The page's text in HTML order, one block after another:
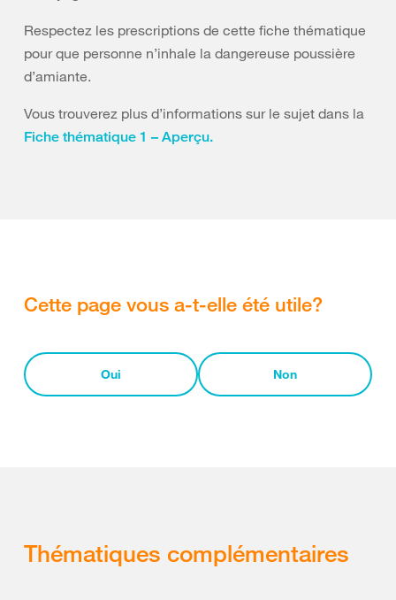
Respectez les prescriptions de cette fiche thématique
pour que personne n’inhale la dangereuse poussière
d’amiante.
Vous trouverez plus d’informations sur le sujet dans la
Fiche thématique 1 – Aperçu.
Cette page vous a-t-elle été utile?
Oui Non
Thématiques complémentaires